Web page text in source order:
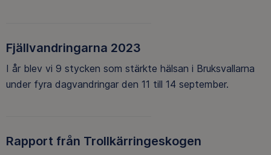
Fjällvandringarna 2023
I år blev vi 9 stycken som stärkte hälsan i Bruksvallarna
under fyra dagvandringar den 11 till 14 september.
Rapport från Trollkärringeskogen